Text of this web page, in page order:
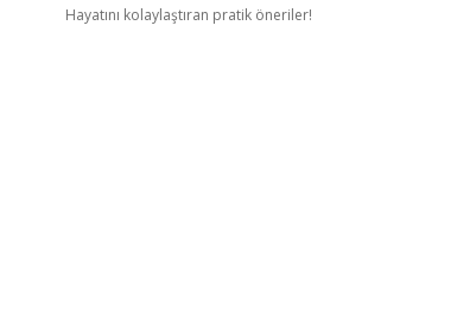
Hayatını kolaylaştıran pratik öneriler!